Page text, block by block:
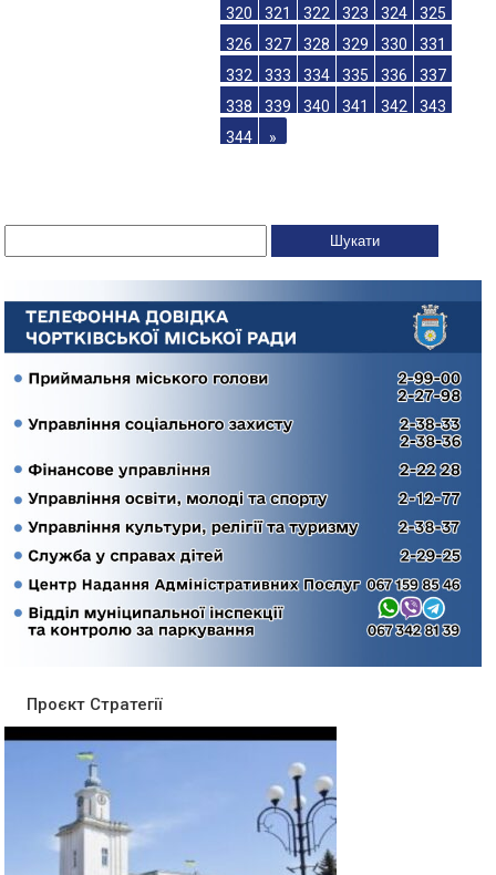
320
321 322 323 324
325
326
327 328 329 330
331
332
333 334 335 336
337
338
339 340 341 342
343
344
»
Проєкт Стратегії